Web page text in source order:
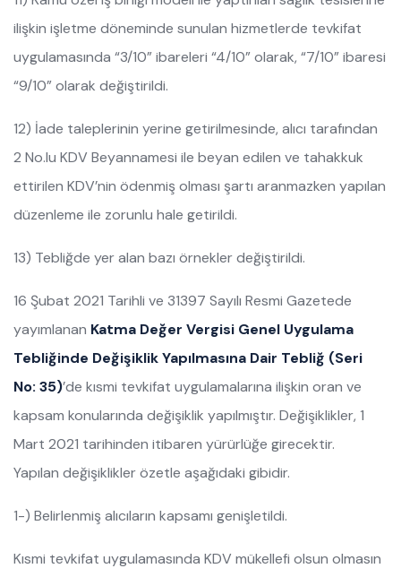
ilişkin işletme döneminde sunulan hizmetlerde tevkifat
uygulamasında “3/10” ibareleri “4/10” olarak, “7/10” ibaresi
“9/10” olarak değiştirildi.
12) İade taleplerinin yerine getirilmesinde, alıcı tarafından
2 No.lu KDV Beyannamesi ile beyan edilen ve tahakkuk
ettirilen KDV’nin ödenmiş olması şartı aranmazken yapılan
düzenleme ile zorunlu hale getirildi.
13) Tebliğde yer alan bazı örnekler değiştirildi.
16 Şubat 2021 Tarihli ve 31397 Sayılı Resmi Gazetede
yayımlanan Katma Değer Vergisi Genel Uygulama
Tebliğinde Değişiklik Yapılmasına Dair Tebliğ (Seri
No: 35)’de kısmi tevkifat uygulamalarına ilişkin oran ve
kapsam konularında değişiklik yapılmıştır. Değişiklikler, 1
Mart 2021 tarihinden itibaren yürürlüğe girecektir.
Yapılan değişiklikler özetle aşağıdaki gibidir.
1-) Belirlenmiş alıcıların kapsamı genişletildi.
Kısmi tevkifat uygulamasında KDV mükellefi olsun olmasın